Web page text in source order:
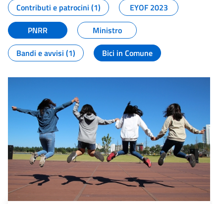
Contributi e patrocini (1)
EYOF 2023
PNRR
Ministro
Bandi e avvisi (1)
Bici in Comune